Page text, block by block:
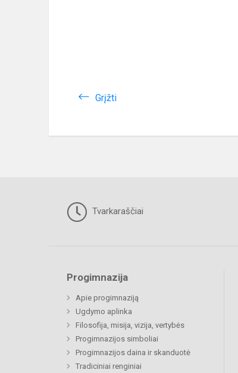
Grįžti
Tvarkaraščiai
Progimnazija
Apie progimnaziją
Ugdymo aplinka
Filosofija, misija, vizija, vertybės
Progimnazijos simboliai
Progimnazijos daina ir skanduotė
Tradiciniai renginiai